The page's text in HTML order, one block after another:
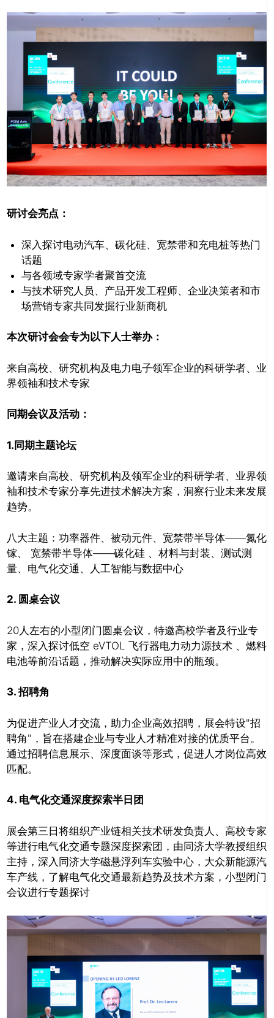
研讨会亮点：
深入探讨电动汽车、碳化硅、宽禁带和充电桩等热门
话题
与各领域专家学者聚首交流
与技术研究人员、产品开发工程师、企业决策者和市
场营销专家共同发掘行业新商机
本次研讨会会专为以下人士举办：
来自高校、研究机构及电力电子领军企业的科研学者、业
界领袖和技术专家
同期会议及活动：
1.同期主题论坛
邀请来自高校、研究机构及领军企业的科研学者、业界领
袖和技术专家分享先进技术解决方案，洞察行业未来发展
趋势。
八大主题：功率器件、被动元件、宽禁带半导体——氮化
镓、 宽禁带半导体——碳化硅 、材料与封装、测试测
量、电气化交通、人工智能与数据中心
2. 圆桌会议
20人左右的小型闭门圆桌会议，特邀高校学者及行业专
家，深入探讨低空 eVTOL 飞行器电力动力源技术 、燃料
电池等前沿话题，推动解决实际应用中的瓶颈。
3. 招聘角
为促进产业人才交流，助力企业高效招聘，展会特设"招
聘角"，旨在搭建企业与专业人才精准对接的优质平台。
通过招聘信息展示、深度面谈等形式，促进人才岗位高效
匹配。
4. 电气化交通深度探索半日团
展会第三日将组织产业链相关技术研发负责人、高校专家
等进行电气化交通专题深度探索团，由同济大学教授组织
主持，深入同济大学磁悬浮列车实验中心，大众新能源汽
车产线，了解电气化交通最新趋势及技术方案，小型闭门
会议进行专题探讨
推广链接：
关闭